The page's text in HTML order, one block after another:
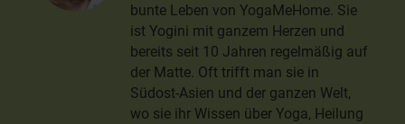
bunte Leben von YogaMeHome. Sie
ist Yogini mit ganzem Herzen und
bereits seit 10 Jahren regelmäßig auf
der Matte. Oft trifft man sie in
Südost-Asien und der ganzen Welt,
wo sie ihr Wissen über Yoga, Heilung